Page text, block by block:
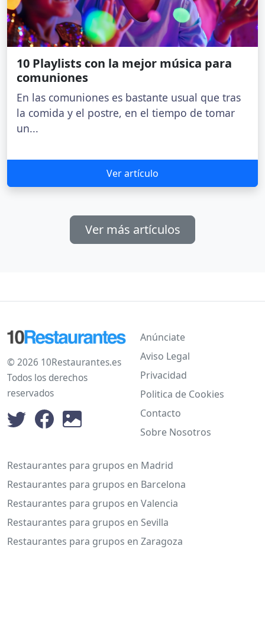
10 Playlists con la mejor música para
comuniones
En las comuniones es bastante usual que tras
la comida y el postre, en el tiempo de tomar
un...
Ver artículo
Ver más artículos
© 2026 10Restaurantes.es
Todos los derechos
reservados
Anúnciate
Aviso Legal
Privacidad
Politica de Cookies
Contacto
Sobre Nosotros
Restaurantes para grupos en Madrid
Restaurantes para grupos en Barcelona
Restaurantes para grupos en Valencia
Restaurantes para grupos en Sevilla
Restaurantes para grupos en Zaragoza